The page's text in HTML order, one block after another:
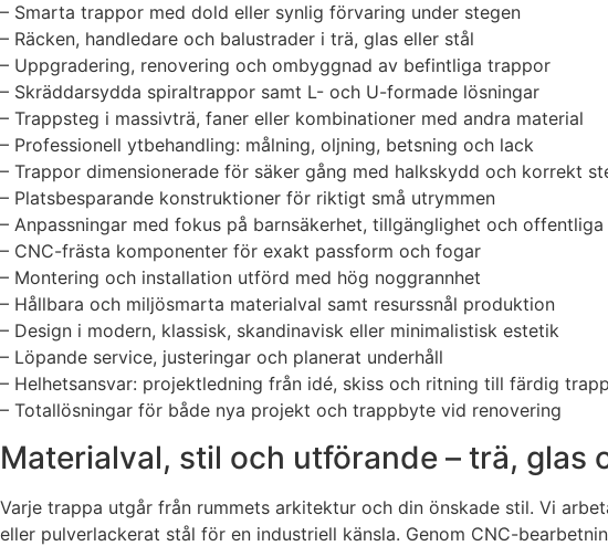
– Smarta trappor med dold eller synlig förvaring under stegen
– Räcken, handledare och balustrader i trä, glas eller stål
– Uppgradering, renovering och ombyggnad av befintliga trappor
– Skräddarsydda spiraltrappor samt L- och U-formade lösningar
– Trappsteg i massivträ, faner eller kombinationer med andra material
– Professionell ytbehandling: målning, oljning, betsning och lack
– Trappor dimensionerade för säker gång med halkskydd och korrekt
– Platsbesparande konstruktioner för riktigt små utrymmen
– Anpassningar med fokus på barnsäkerhet, tillgänglighet och
– CNC-frästa komponenter för exakt passform och fogar
– Montering och installation utförd med hög noggrannhet
– Hållbara och miljösmarta materialval samt resurssnål produktion
– Design i modern, klassisk, skandinavisk eller minimalistisk estetik
– Löpande service, justeringar och planerat underhåll
– Helhetsansvar: projektledning från idé, skiss och ritning till färdig
– Totallösningar för både nya projekt och trappbyte vid renovering
Materialval, stil och utförande – trä, glas
Varje trappa utgår från rummets arkitektur och din önskade stil. Vi
eller pulverlackerat stål för en industriell känsla. Genom CNC-